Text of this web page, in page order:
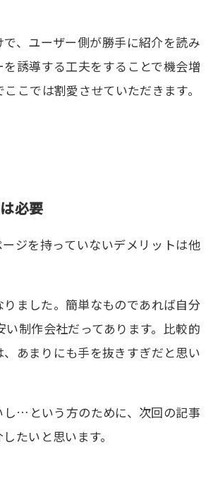
、ユーザー側が勝手に紹介を読み
誘導する工夫をすることで機会増
こでは割愛させていただきます。
必要
ジを持っていないデメリットは他
ました。簡単なものであれば自分
制作会社だってあります。比較的
あまりにも手を抜きすぎだと思い
し…という方のために、次回の記事
たいと思います。